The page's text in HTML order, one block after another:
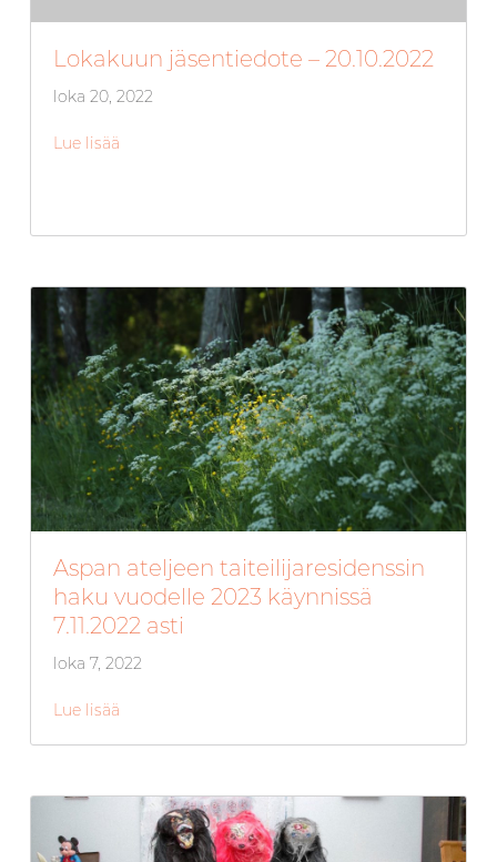
Lokakuun jäsentiedote – 20.10.2022
loka 20, 2022
Lue lisää
Aspan ateljeen taiteilijaresidenssin
haku vuodelle 2023 käynnissä
7.11.2022 asti
loka 7, 2022
Lue lisää